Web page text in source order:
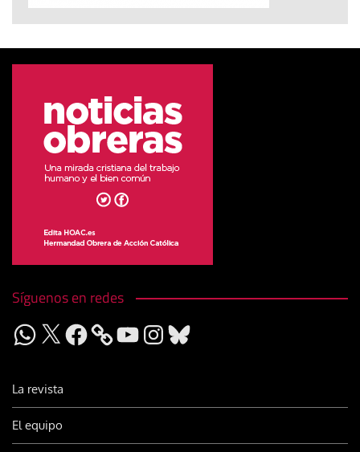
Síguenos en redes
WhatsApp
X Facebook YouTubeInstagram
Bluesky
La revista
El equipo